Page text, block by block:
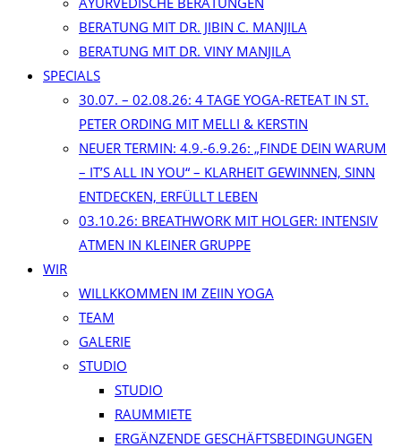
BERATUNG MIT DR. JIBIN C. MANJILA
BERATUNG MIT DR. VINY MANJILA
SPECIALS
30.07. – 02.08.26: 4 TAGE YOGA-RETEAT IN ST.
PETER ORDING MIT MELLI & KERSTIN
NEUER TERMIN: 4.9.-6.9.26: „FINDE DEIN WARUM
– IT’S ALL IN YOU“ – KLARHEIT GEWINNEN, SINN
ENTDECKEN, ERFÜLLT LEBEN
03.10.26: BREATHWORK MIT HOLGER: INTENSIV
ATMEN IN KLEINER GRUPPE
WIR
WILLKKOMMEN IM ZEIIN YOGA
TEAM
GALERIE
STUDIO
STUDIO
RAUMMIETE
ERGÄNZENDE GESCHÄFTSBEDINGUNGEN